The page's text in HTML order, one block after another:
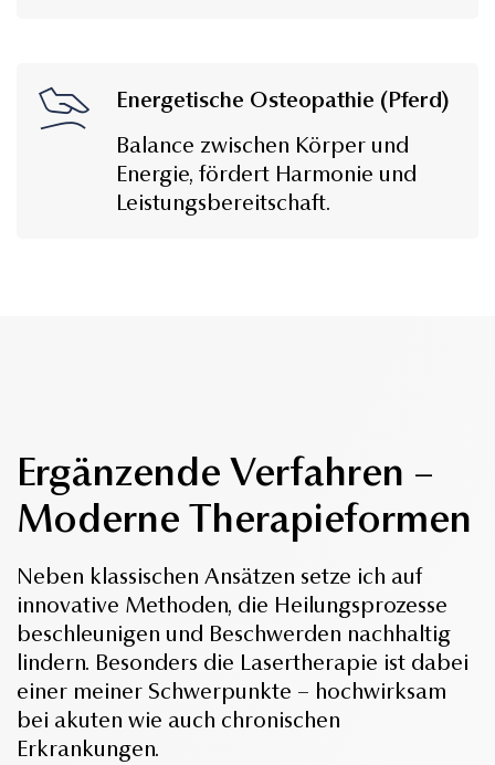
Energetische Osteopathie (Pferd)
Balance zwischen Körper und
Energie, fördert Harmonie und
Leistungsbereitschaft.
Ergänzende Verfahren –
Moderne Therapieformen
Neben klassischen Ansätzen setze ich auf
innovative Methoden, die Heilungsprozesse
beschleunigen und Beschwerden nachhaltig
lindern. Besonders die Lasertherapie ist dabei
einer meiner Schwerpunkte – hochwirksam
bei akuten wie auch chronischen
Erkrankungen.